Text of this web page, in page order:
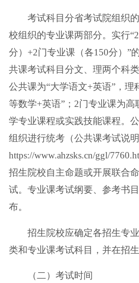
考试科目分省考试院组织
校组织的专业课两部分。实行
分）+2门专业课（各150分）”
共课考试科目分文、理两个科
公共课为“大学语文+英语”，理
等数学+英语”；2门专业课为高
学专业课程或实践技能课程。
组织进行统考（公共课考试说明
https://www.ahzsks.cn/ggl/
招生院校自主命题或开展联合
试。专业课考试纲要、参考书
布。
招生院校应确定各招生专
类和专业课考试科目，并在招生
（二）考试时间